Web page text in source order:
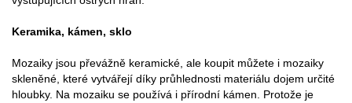
Keramika, kámen, sklo
Mozaiky jsou převážně keramické, ale koupit můžete i mozaiky
skleněné, které vytvářejí díky průhlednosti materiálu dojem určité
hloubky. Na mozaiku se používá i přírodní kámen. Protože je